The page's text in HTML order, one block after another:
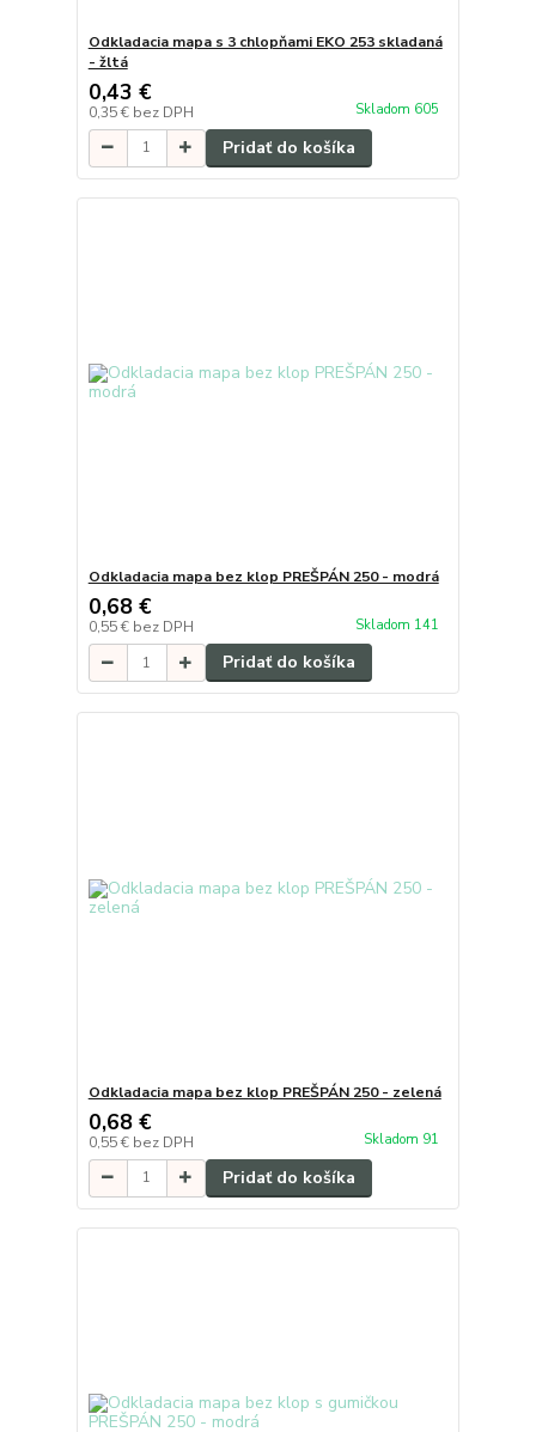
Odkladacia mapa s 3 chlopňami EKO 253 skladaná
- žltá
0,43 €
0,35 € bez DPH Skladom 605
Pridať do košíka
Odkladacia mapa bez klop PREŠPÁN 250 - modrá
0,68 €
0,55 € bez DPH Skladom 141
Pridať do košíka
Odkladacia mapa bez klop PREŠPÁN 250 - zelená
0,68 €
0,55 € bez DPH Skladom 91
Pridať do košíka